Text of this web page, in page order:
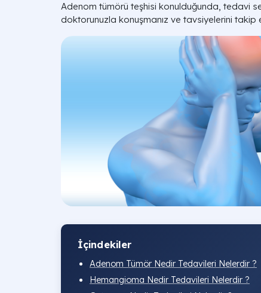
Adenom tümörü teşhisi konulduğunda, tedavi
doktorunuzla konuşmanız ve tavsiyelerini takip
İçindekiler
Adenom Tümör Nedir Tedavileri Nelerdir ?
Hemangioma Nedir Tedavileri Nelerdir ?